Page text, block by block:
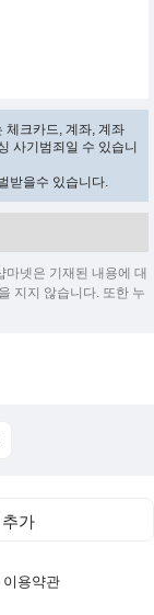
체크카드, 계좌, 계좌
사기범죄일 수 있습니
받을수 있습니다.
넷은 기재된 내용에 대
지지 않습니다. 또한 누
추가
이용약관